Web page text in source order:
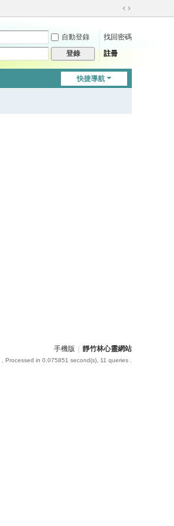
切
到
自動登錄
找回密碼
登錄 註冊
快捷導航
手機版 靜竹林心靈網站
, Processed in 0.075851 second(s), 11 queries .